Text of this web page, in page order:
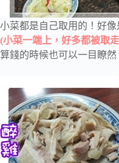
小菜都是自己取用的！好
(小菜一端上，好多都被取
算錢的時候也可以一目瞭然